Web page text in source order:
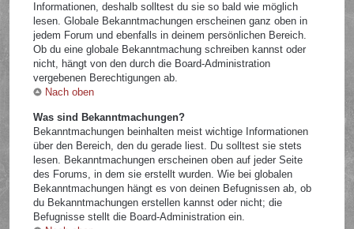
Informationen, deshalb solltest du sie so bald wie möglich
lesen. Globale Bekanntmachungen erscheinen ganz oben in
jedem Forum und ebenfalls in deinem persönlichen Bereich.
Ob du eine globale Bekanntmachung schreiben kannst oder
nicht, hängt von den durch die Board-Administration
vergebenen Berechtigungen ab.
Nach oben
Was sind Bekanntmachungen?
Bekanntmachungen beinhalten meist wichtige Informationen
über den Bereich, den du gerade liest. Du solltest sie stets
lesen. Bekanntmachungen erscheinen oben auf jeder Seite
des Forums, in dem sie erstellt wurden. Wie bei globalen
Bekanntmachungen hängt es von deinen Befugnissen ab, ob
du Bekanntmachungen erstellen kannst oder nicht; die
Befugnisse stellt die Board-Administration ein.